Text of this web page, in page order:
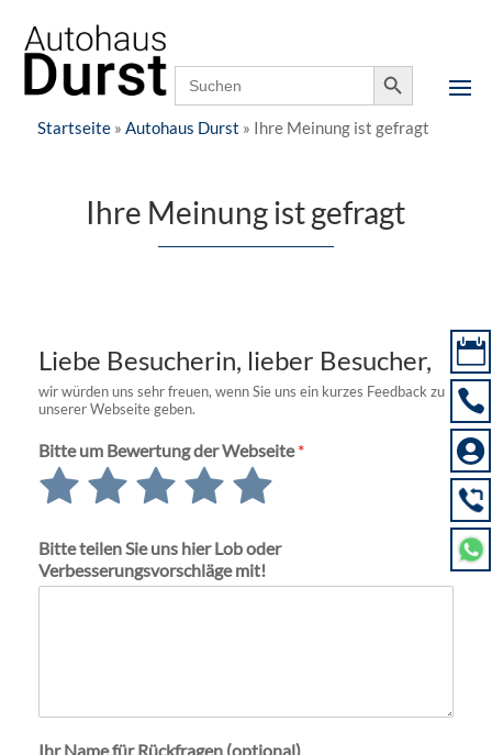
Search
for:
Search Button
24h erreichbar
Startseite» Autohaus Durst » Ihre Meinung ist gefragt
Ihre Meinung ist gefragt
Liebe Besucherin, lieber Besucher,
wir würden uns sehr freuen, wenn Sie uns ein kurzes Feedback zu
unserer Webseite geben.
Bitte um Bewertung der Webseite*
Bewerte
mit
von
5
Bewerte
mit
von
5
Bewerte
mit
von
5
Bewerte
mit
von
5
Bewerte
mit
von
5
Bitte teilen Sie uns hier Lob oder
Verbesserungsvorschläge mit!
Ihr Name für Rückfragen (optional)


